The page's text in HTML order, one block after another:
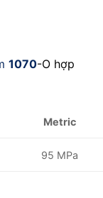
1070-O hợp
Metric
95 MPa